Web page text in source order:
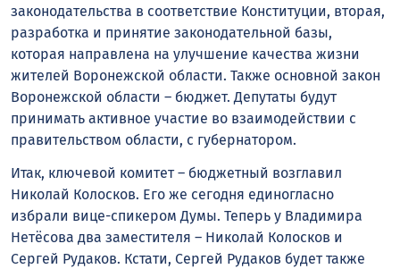
законодательства в соответствие Конституции, вторая,
разработка и принятие законодательной базы,
которая направлена на улучшение качества жизни
жителей Воронежской области. Также основной закон
Воронежской области – бюджет. Депутаты будут
принимать активное участие во взаимодействии с
правительством области, с губернатором.
Итак, ключевой комитет – бюджетный возглавил
Николай Колосков. Его же сегодня единогласно
избрали вице-спикером Думы. Теперь у Владимира
Нетёсова два заместителя – Николай Колосков и
Сергей Рудаков. Кстати, Сергей Рудаков будет также